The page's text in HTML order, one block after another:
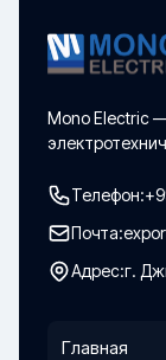
Mono Electric
Телефон:
Почта:
Адрес:г.
Главная